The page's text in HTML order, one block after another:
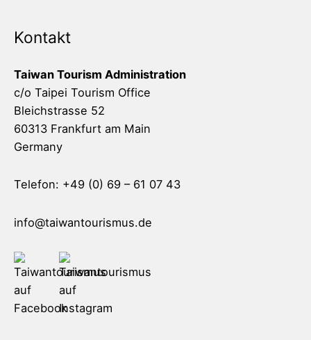
Kontakt
Taiwan Tourism Administration
c/o Taipei Tourism Office
Bleichstrasse 52
60313 Frankfurt am Main
Germany
Telefon: +49 (0) 69 – 61 07 43
info@taiwantourismus.de